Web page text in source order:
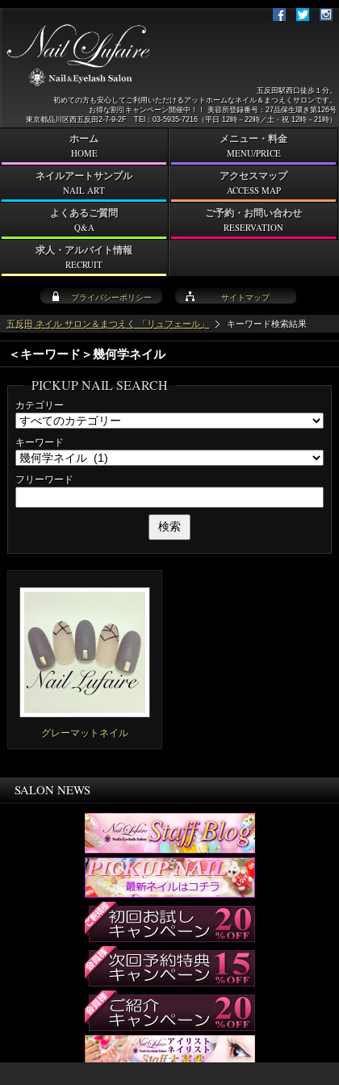
五反田 ネイル サロン＆まつえく 「リュフェール」 キーワード検索結果
＜キーワード＞幾何学ネイル
PICKUP NAIL SEARCH
カテゴリー
キーワード
フリーワード
グレーマットネイル
SALON NEWS
プライバシーポリシー サイトマップ
五反田駅西口徒歩１分。
初めての方も安心してご利用いただけるアットホームなネイル＆まつえくサロンです。
お得な割引キャンペーン開催中！！ 美容所登録番号：27品保生環き第126号
東京都品川区西五反田2-7-9-2F TEl：03-5935-7216（平日 12時－22時／土・祝 12時－21時）
ホーム
HOME
メニュー・料金
MENU/PRICE
ネイルアートサンプル
NAIL ART
アクセスマップ
ACCESS MAP
よくあるご質問
Q&A
ご予約・お問い合わせ
RESERVATION
求人・アルバイト情報
RECRUIT